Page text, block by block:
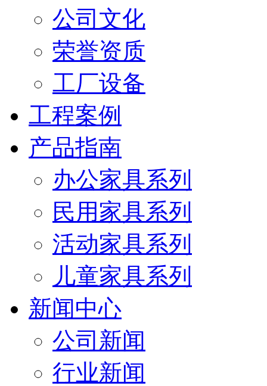
公司文化
荣誉资质
工厂设备
工程案例
产品指南
办公家具系列
民用家具系列
活动家具系列
儿童家具系列
新闻中心
公司新闻
行业新闻